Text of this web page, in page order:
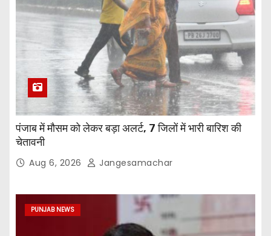
पंजाब में मौसम को लेकर बड़ा अलर्ट, 7 जिलों में भारी बारिश की
चेतावनी
Aug 6, 2026 Jangesamachar
PUNJAB NEWS